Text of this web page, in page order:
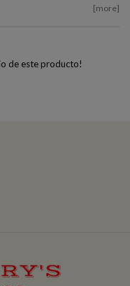
[more]
de este producto!